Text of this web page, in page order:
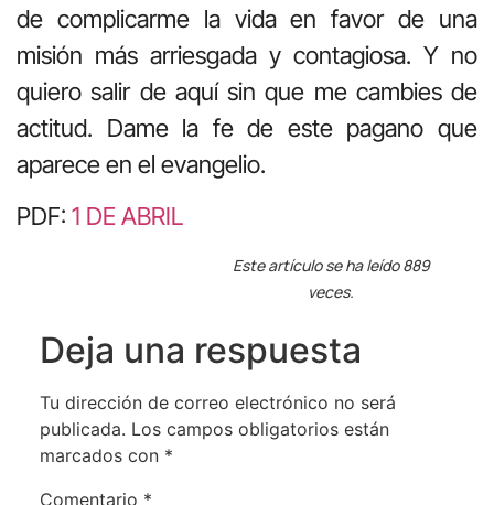
de complicarme la vida en favor de una
misión más arriesgada y contagiosa. Y no
quiero salir de aquí sin que me cambies de
actitud. Dame la fe de este pagano que
aparece en el evangelio.
PDF: 1 DE ABRIL
Este artículo se ha leído 889
veces.
Deja una respuesta
Tu dirección de correo electrónico no será
publicada. Los campos obligatorios están
marcados con *
Comentario *